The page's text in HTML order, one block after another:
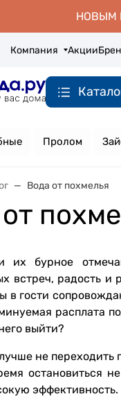
НОВЫМ
Компания Акции
Пролом
Вода от похмелья
их бурное
встреч, радость и
в гости
расплата
выйти?
не переходить
остановиться